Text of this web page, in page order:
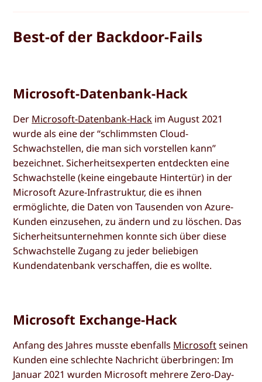
Best-of der Backdoor-Fails
Microsoft-Datenbank-Hack
Der Microsoft-Datenbank-Hack im August 2021
wurde als eine der “schlimmsten Cloud-
Schwachstellen, die man sich vorstellen kann”
bezeichnet. Sicherheitsexperten entdeckten eine
Schwachstelle (keine eingebaute Hintertür) in der
Microsoft Azure-Infrastruktur, die es ihnen
ermöglichte, die Daten von Tausenden von Azure-
Kunden einzusehen, zu ändern und zu löschen. Das
Sicherheitsunternehmen konnte sich über diese
Schwachstelle Zugang zu jeder beliebigen
Kundendatenbank verschaffen, die es wollte.
Microsoft Exchange-Hack
Anfang des Jahres musste ebenfalls Microsoftseinen
Kunden eine schlechte Nachricht überbringen: Im
Januar 2021 wurden Microsoft mehrere Zero-Day-